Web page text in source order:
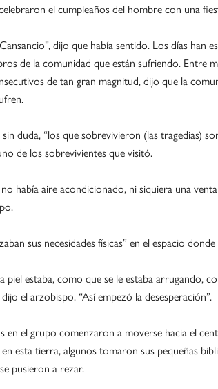
el cumpleaños del hombre con una
dijo que había sentido. Los días han
de la comunidad que están sufriendo. Entre
de tan gran magnitud, dijo que la
duda, “los que sobrevivieron (las tragedias)
de los sobrevivientes que visitó.
había aire acondicionado, ni siquiera una
sus necesidades físicas” en el espacio
estaba, como que se le estaba arrugando,
el arzobispo. “Así empezó la desesperación”.
en el grupo comenzaron a moverse hacia el
esta tierra, algunos tomaron sus pequeñas
pusieron a rezar.